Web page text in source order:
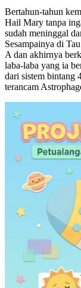
Bertahun-tahun
Hail Mary tanpa
sudah meninggal
Sesampainya di
A dan akhirnya
laba-laba yang ia
dari sistem bintang
terancam